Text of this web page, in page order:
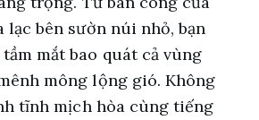
lạc bên sườn núi nhỏ, bạn
mắt bao quát cả vùng
mông lộng gió. Không
tĩnh mịch hòa cùng tiếng